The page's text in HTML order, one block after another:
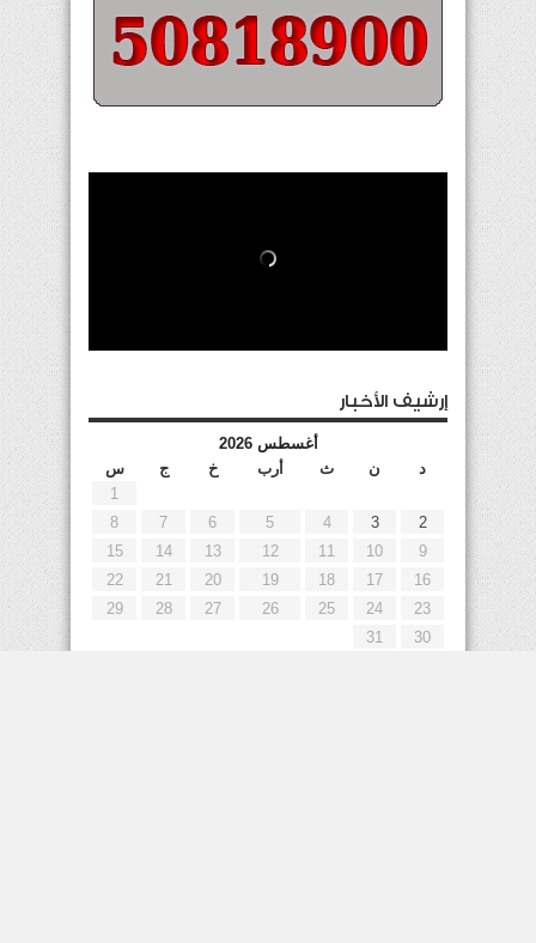
إرشيف الأخبار
أغسطس 2026
د
ن ث أرب خ ج
س
1
2
3
4
5
6
7
8
9
10
11
12
13
14
15
16
17
18
19
20
21
22
23
24
25
26
27
28
29
30
31